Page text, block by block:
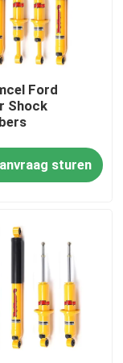
Ford
Shock
sturen